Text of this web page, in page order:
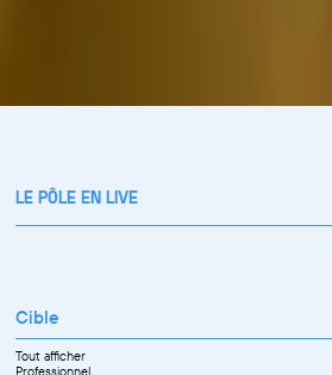
LE PÔLE EN LIVE
Cible
Tout afficher